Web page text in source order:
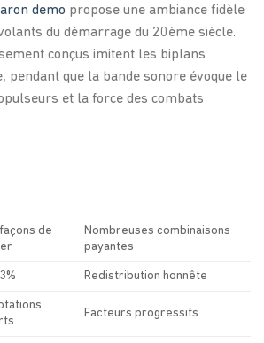
demo propose une ambiance fidèle
du démarrage du 20ème siècle.
conçus imitent les biplans
pendant que la bande sonore évoque le
et la force des combats
de
Nombreuses combinaisons
payantes
Redistribution honnête
Facteurs progressifs